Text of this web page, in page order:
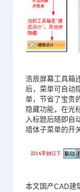
浩辰屏幕工具箱
后，菜单可自动
单，节省了宝贵
隐藏功能，在光
入标题后随即自
墙体子菜单的开
本文国产CAD建